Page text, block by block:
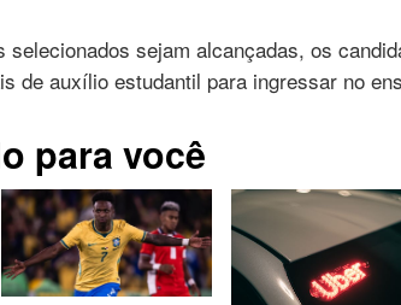
sejam alcançadas, os
de auxílio estudantil para ingressar no
para você